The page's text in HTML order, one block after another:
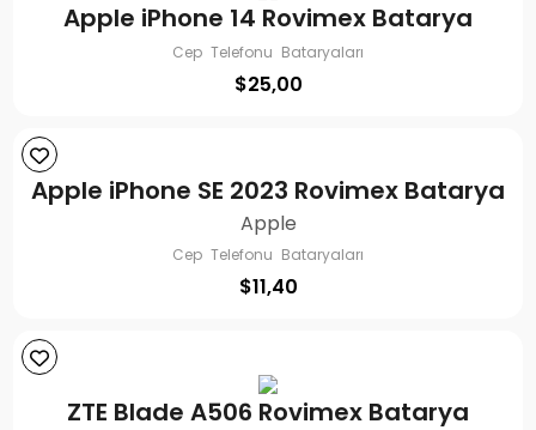
Apple iPhone 14 Rovimex Batarya
Cep Telefonu Bataryaları
$25,00
Apple iPhone SE 2023 Rovimex Batarya
Apple
Cep Telefonu Bataryaları
$11,40
ZTE Blade A506 Rovimex Batarya